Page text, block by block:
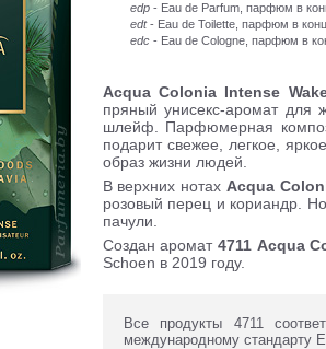
edp- Eau de Parfum, парфюм в
edt- Eau de Toilette, парфюм в
edc- Eau de Cologne, парфюм в
Acqua Colonia Intense
пряный унисекс-аромат для
шлейф. Парфюмерная
подарит свежее, легкое,
образ жизни людей.
В верхних нотах Acqua
розовый перец и кориандр.
пачули.
Создан аромат4711 Acqua
Schoen в 2019 году.
Все продукты 4711
международному стандарту